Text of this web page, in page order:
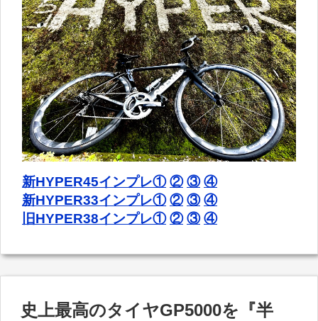
新HYPER45インプレ① ② ③ ④
新HYPER33インプレ① ② ③ ④
旧HYPER38インプレ① ② ③ ④
史上最高のタイヤGP5000を『半